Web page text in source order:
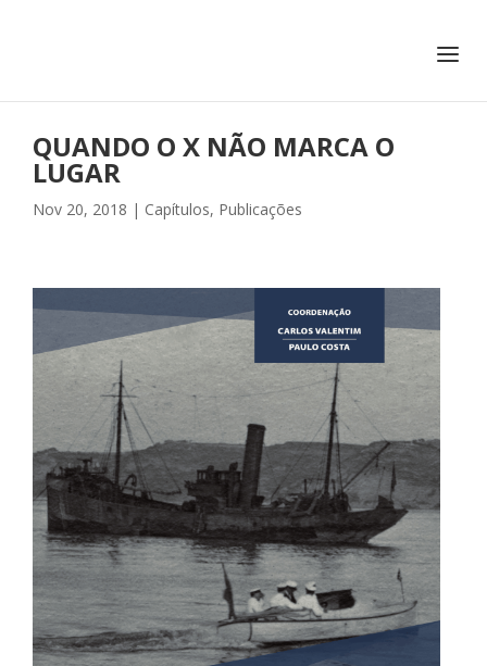
QUANDO O X NÃO MARCA O
LUGAR
Nov 20, 2018 | Capítulos, Publicações